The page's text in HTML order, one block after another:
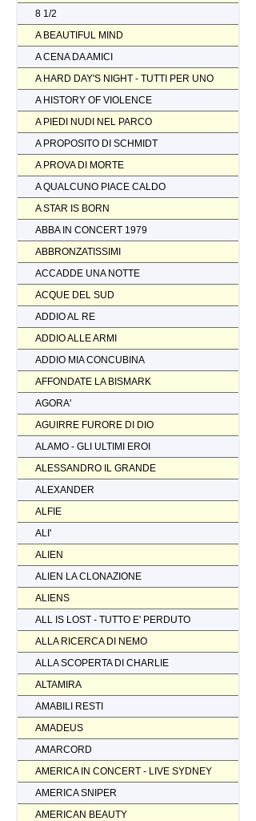
8 1/2
A BEAUTIFUL MIND
A CENA DA AMICI
A HARD DAY'S NIGHT - TUTTI PER UNO
A HISTORY OF VIOLENCE
A PIEDI NUDI NEL PARCO
A PROPOSITO DI SCHMIDT
A PROVA DI MORTE
A QUALCUNO PIACE CALDO
A STAR IS BORN
ABBA IN CONCERT 1979
ABBRONZATISSIMI
ACCADDE UNA NOTTE
ACQUE DEL SUD
ADDIO AL RE
ADDIO ALLE ARMI
ADDIO MIA CONCUBINA
AFFONDATE LA BISMARK
AGORA'
AGUIRRE FURORE DI DIO
ALAMO - GLI ULTIMI EROI
ALESSANDRO IL GRANDE
ALEXANDER
ALFIE
ALI'
ALIEN
ALIEN LA CLONAZIONE
ALIENS
ALL IS LOST - TUTTO E' PERDUTO
ALLA RICERCA DI NEMO
ALLA SCOPERTA DI CHARLIE
ALTAMIRA
AMABILI RESTI
AMADEUS
AMARCORD
AMERICA IN CONCERT - LIVE SYDNEY
AMERICA SNIPER
AMERICAN BEAUTY